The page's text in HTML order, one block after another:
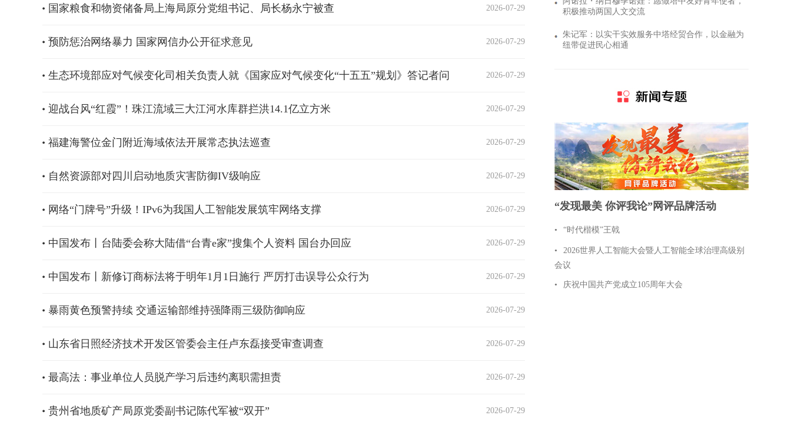
国家粮食和物资储备局上海局原分党组书记、局长杨永宁被查 2026-07-29
预防惩治网络暴力 国家网信办公开征求意见 2026-07-29
生态环境部应对气候变化司相关负责人就《国家应对气候变化“十五五”规划》答记者问 2026-07-29
迎战台风“红霞”！珠江流域三大江河水库群拦洪14.1亿立方米 2026-07-29
福建海警位金门附近海域依法开展常态执法巡查 2026-07-29
自然资源部对四川启动地质灾害防御IV级响应 2026-07-29
网络“门牌号”升级！IPv6为我国人工智能发展筑牢网络支撑 2026-07-29
中国发布丨台陆委会称大陆借“台青e家”搜集个人资料 国台办回应 2026-07-29
中国发布丨新修订商标法将于明年1月1日施行 严厉打击误导公众行为 2026-07-29
暴雨黄色预警持续 交通运输部维持强降雨三级防御响应 2026-07-29
山东省日照经济技术开发区管委会主任卢东磊接受审查调查 2026-07-29
最高法：事业单位人员脱产学习后违约离职需担责 2026-07-29
贵州省地质矿产局原党委副书记陈代军被“双开” 2026-07-29